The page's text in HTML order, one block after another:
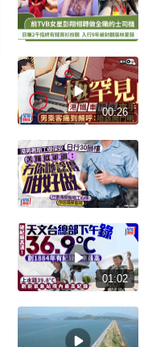
00:26
01:02